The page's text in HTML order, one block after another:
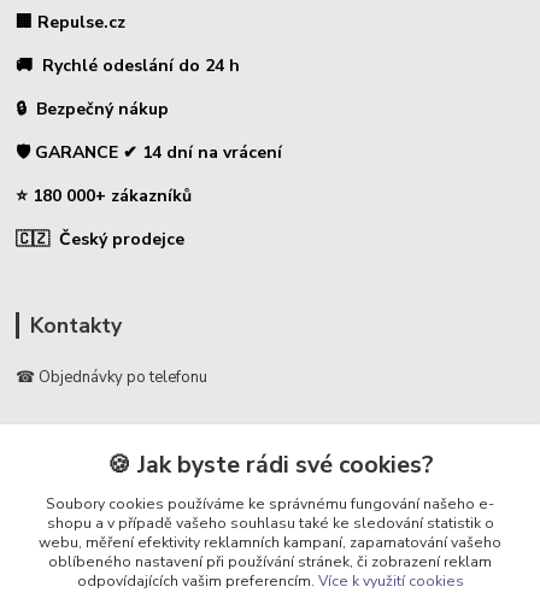
🏢 Repulse.cz
🚚 Rychlé odeslání do 24 h
🔒 Bezpečný nákup
🛡️ GARANCE ✔ 14 dní na vrácení
⭐ 180 000+ zákazníků
🇨🇿 Český prodejce
Kontakty
☎ Objednávky po telefonu
📞 728 007 997
⏰ Po - Pá | 7:00 - 13:30 |
info@repulse.cz
🍪 Jak byste rádi své cookies?
Soubory cookies používáme ke správnému fungování našeho e-
shopu a v případě vašeho souhlasu také ke sledování statistik o
webu, měření efektivity reklamních kampaní, zapamatování vašeho
oblíbeného nastavení při používání stránek, či zobrazení reklam
odpovídajících vašim preferencím. Více k využití cookies